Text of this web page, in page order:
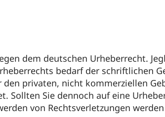
dem deutschen Urheberrecht.
bedarf der schriftlichen
privaten, nicht kommerziellen
Sollten Sie dennoch auf eine
von Rechtsverletzungen